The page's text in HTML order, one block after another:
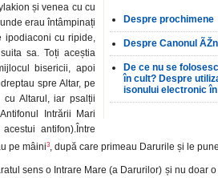
Despre prochimene
Despre Canonul
De ce nu se
în cult? Despre
isonului electronic
și venea cu cu
erau întâmpinați
cu ripide,
sa. Toți aceștia
bisericii, apoi
spre Altar, pe
Altarul, iar psalții
Intrării Mari
antifon).Între
pe mâini3, după care primeau Darurile și le
sens o Intrare Mare (a Darurilor) și nu doar